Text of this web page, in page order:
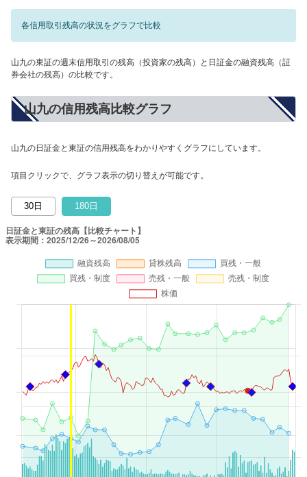
各信用取引残高の状況をグラフで比較
山九の東証の週末信用取引の残高（投資家の残高）と日証金の融資残高（証
券会社の残高）の比較です。
山九の信用残高比較グラフ
山九の日証金と東証の信用残高をわかりやすくグラフにしています。
項目クリックで、グラフ表示の切り替えが可能です。
30日 180日